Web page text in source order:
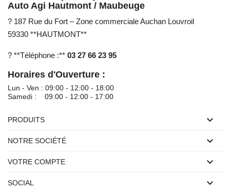
Auto Agi Hautmont / Maubeuge
? 187 Rue du Fort – Zone commerciale Auchan Louvroil
59330 **HAUTMONT**
? **Téléphone :** 03 27 66 23 95
Horaires d'Ouverture :
Lun - Ven : 09:00 - 12:00 - 18:00
Samedi : 09:00 - 12:00 - 17:00
PRODUITS 
NOTRE SOCIÉTÉ 
VOTRE COMPTE 
SOCIAL 